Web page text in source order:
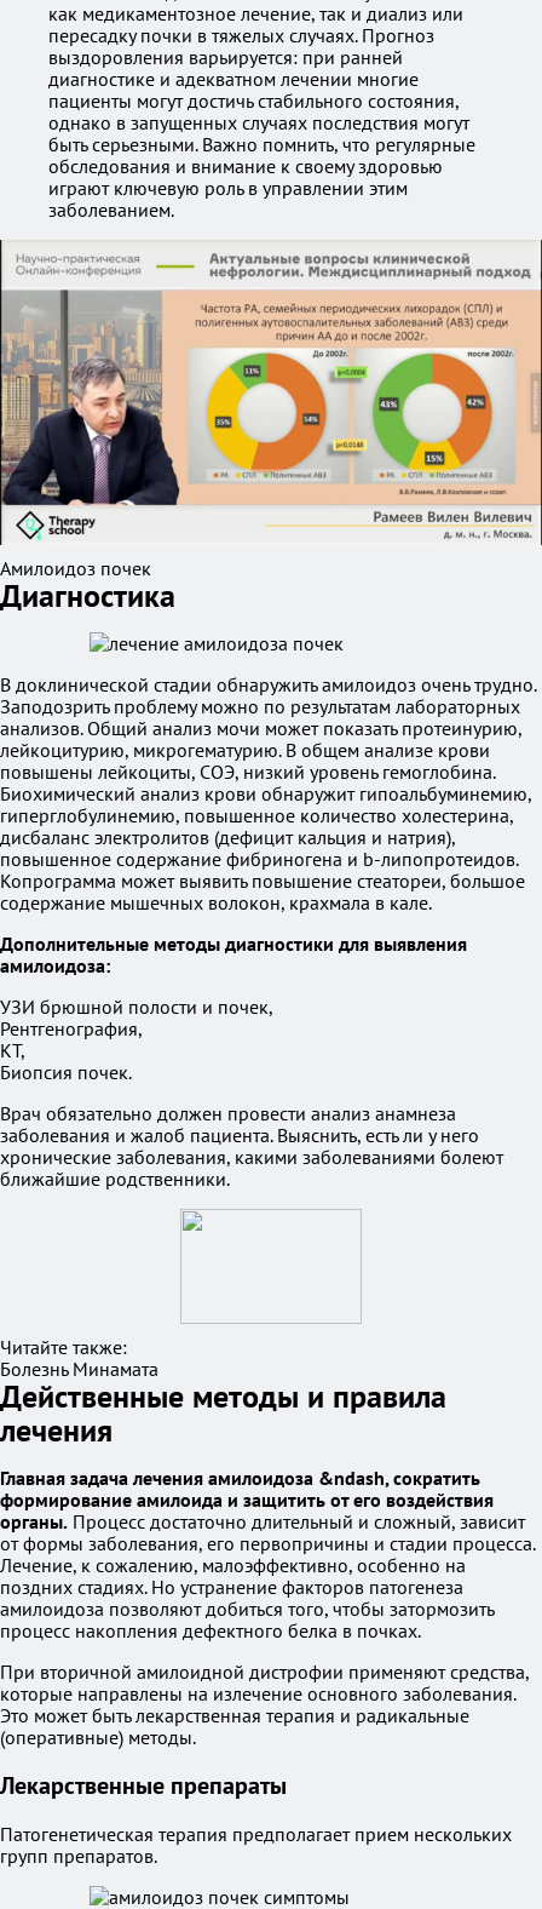
как медикаментозное лечение, так и диализ или
пересадку почки в тяжелых случаях. Прогноз
выздоровления варьируется: при ранней
диагностике и адекватном лечении многие
пациенты могут достичь стабильного состояния,
однако в запущенных случаях последствия могут
быть серьезными. Важно помнить, что регулярные
обследования и внимание к своему здоровью
играют ключевую роль в управлении этим
заболеванием.
Амилоидоз почек
Диагностика
В доклинической стадии обнаружить амилоидоз очень трудно.
Заподозрить проблему можно по результатам лабораторных
анализов. Общий анализ мочи может показать протеинурию,
лейкоцитурию, микрогематурию. В общем анализе крови
повышены лейкоциты, СОЭ, низкий уровень гемоглобина.
Биохимический анализ крови обнаружит гипоальбуминемию,
гиперглобулинемию, повышенное количество холестерина,
дисбаланс электролитов (дефицит кальция и натрия),
повышенное содержание фибриногена и b-липопротеидов.
Копрограмма может выявить повышение стеатореи, большое
содержание мышечных волокон, крахмала в кале.
Дополнительные методы диагностики для выявления
амилоидоза:
УЗИ брюшной полости и почек,
Рентгенография,
КТ,
Биопсия почек.
Врач обязательно должен провести анализ анамнеза
заболевания и жалоб пациента. Выяснить, есть ли у него
хронические заболевания, какими заболеваниями болеют
ближайшие родственники.
Читайте также:
Болезнь Минамата
Действенные методы и правила
лечения
Главная задача лечения амилоидоза &ndash, сократить
формирование амилоида и защитить от его воздействия
органы. Процесс достаточно длительный и сложный, зависит
от формы заболевания, его первопричины и стадии процесса.
Лечение, к сожалению, малоэффективно, особенно на
поздних стадиях. Но устранение факторов патогенеза
амилоидоза позволяют добиться того, чтобы затормозить
процесс накопления дефектного белка в почках.
При вторичной амилоидной дистрофии применяют средства,
которые направлены на излечение основного заболевания.
Это может быть лекарственная терапия и радикальные
(оперативные) методы.
Лекарственные препараты
Патогенетическая терапия предполагает прием нескольких
групп препаратов.